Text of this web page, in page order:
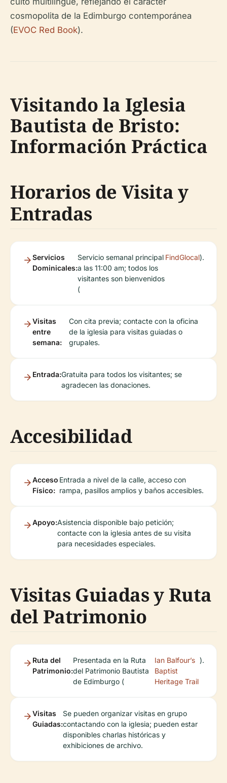
cosmopolita de la Edimburgo contemporánea
(EVOC Red Book).
Visitando la Iglesia
Bautista de Bristo:
Información Práctica
Horarios de Visita y
Entradas
Servicios
Dominicales:
Servicio semanal principal
a las 11:00 am; todos los
visitantes son bienvenidos
(
FindGlocal).
Visitas
entre
semana:
Con cita previa; contacte con la oficina
de la iglesia para visitas guiadas o
grupales.
Entrada:Gratuita para todos los visitantes; se
agradecen las donaciones.
Accesibilidad
Acceso
Físico:
Entrada a nivel de la calle, acceso con
rampa, pasillos amplios y baños accesibles.
Apoyo:Asistencia disponible bajo petición;
contacte con la iglesia antes de su visita
para necesidades especiales.
Visitas Guiadas y Ruta
del Patrimonio
Ruta del
Patrimonio:
Presentada en la Ruta
del Patrimonio Bautista
de Edimburgo (
Ian Balfour’s
Baptist
Heritage Trail
).
Visitas
Guiadas:
Se pueden organizar visitas en grupo
contactando con la iglesia; pueden estar
disponibles charlas históricas y
exhibiciones de archivo.